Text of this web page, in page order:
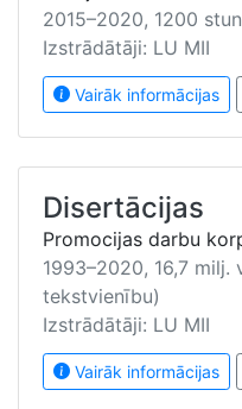
2015–2020, 1200
Izstrādātāji: LU MII
Vairāk informācijas
Disertācijas
Promocijas darbu
1993–2020, 16,7
tekstvienību)
Izstrādātāji: LU MII
Vairāk informācijas